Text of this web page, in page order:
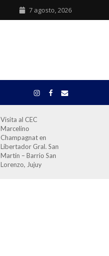
7 agosto, 2026
Visita al CEC
Marcelino
Champagnat en
Libertador Gral. San
Martín – Barrio San
Lorenzo, Jujuy